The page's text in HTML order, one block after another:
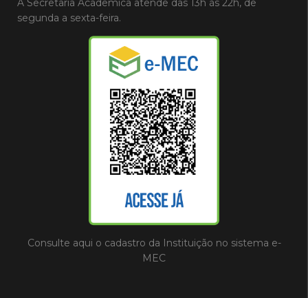
A Secretaria Acadêmica atende das 13h às 22h, de
segunda a sexta-feira.
Consulte aqui o cadastro da Instituição no sistema e-
MEC